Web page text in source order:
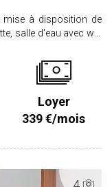
mise à disposition de
salle d'eau avec wc.
219.01€ dont 59.73€
CLASSE
immobilier onglet
Retrouvez
immobilier.com
Loyer
339 €/mois